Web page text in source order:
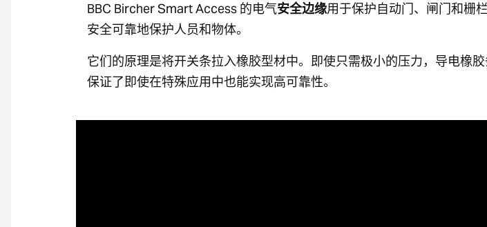
BBC Bircher Smart Access 的电气安全边缘用于保护自动门、闸门和栅
安全可靠地保护人员和物体。
它们的原理是将开关条拉入橡胶型材中。即使只需极小的压力，导电橡
保证了即使在特殊应用中也能实现高可靠性。